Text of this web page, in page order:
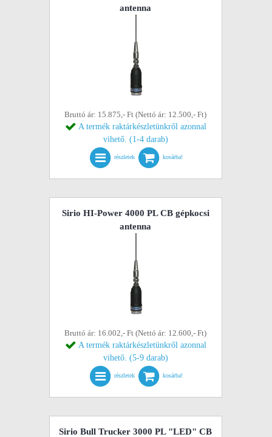
antenna
Bruttó ár: 15.875,- Ft (Nettó ár: 12.500,- Ft)
A termék raktárkészletünkről azonnal
vihető. (1-4 darab)
részletek kosárba!
Sirio HI-Power 4000 PL CB gépkocsi
antenna
Bruttó ár: 16.002,- Ft (Nettó ár: 12.600,- Ft)
A termék raktárkészletünkről azonnal
vihető. (5-9 darab)
részletek kosárba!
Sirio Bull Trucker 3000 PL "LED" CB